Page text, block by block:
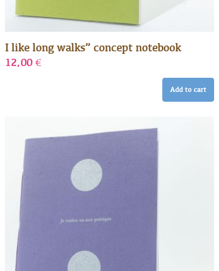
I like long walks” concept notebook
12,00€
Add to cart